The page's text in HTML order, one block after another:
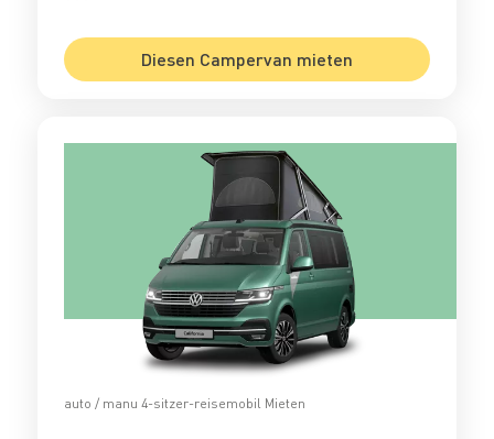
Diesen Campervan mieten
auto / manu 4-sitzer-reisemobil Mieten